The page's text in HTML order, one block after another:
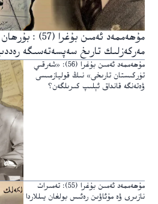
مۇھەممەد ئەمىن
مەركەزلىك تارىخ سەپسەتەسىگە
مۇھەممەد ئەمىن بۇغرا (56): «شەرقىي
تۈركىستان تارىخى» نىڭ قوليازمىسى
ۋەتەنگە قانداق ئېلىپ كىرىلگەن؟
مۇھەممەد ئەمىن بۇغرا (55): تەمىرات
نازىرى ۋە مۇئاۋىن رەئىس بولغان يىللاردا